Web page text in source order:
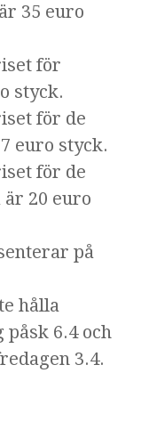
35 euro
för
styck.
för de
euro styck.
för de
20 euro
på
hålla
6.4 och
3.4.